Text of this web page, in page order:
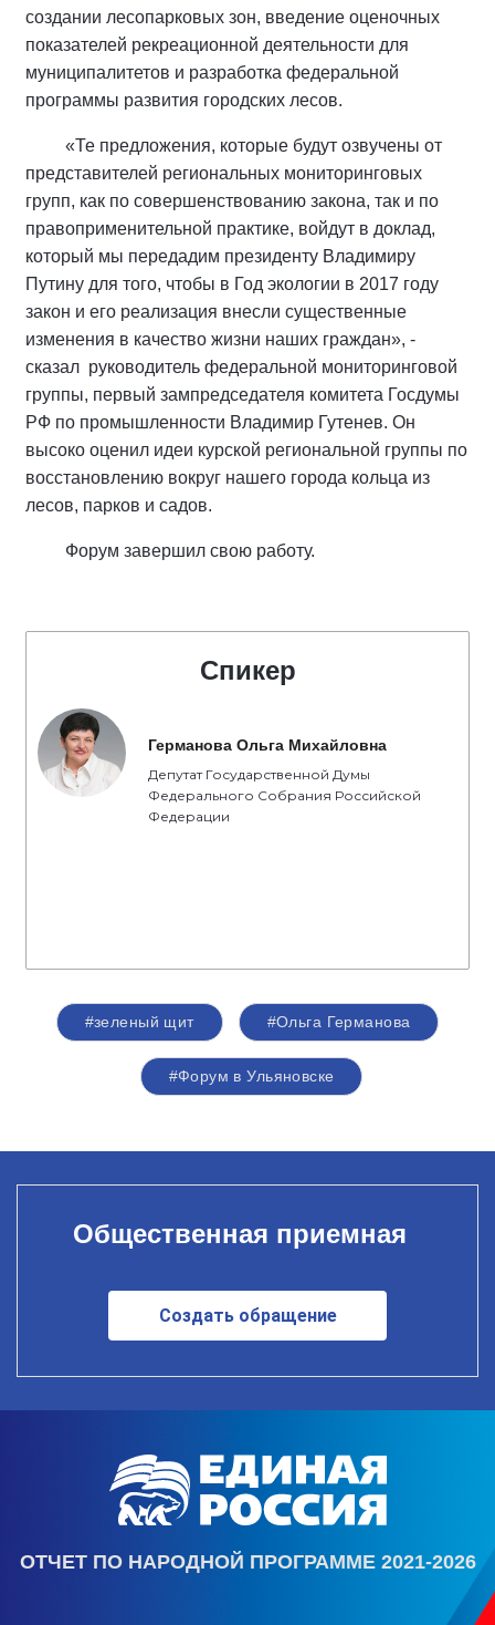
создании лесопарковых зон, введение оценочных
показателей рекреационной деятельности для
муниципалитетов и разработка федеральной
программы развития городских лесов.
«Те предложения, которые будут озвучены от
представителей региональных мониторинговых
групп, как по совершенствованию закона, так и по
правоприменительной практике, войдут в доклад,
который мы передадим президенту Владимиру
Путину для того, чтобы в Год экологии в 2017 году
закон и его реализация внесли существенные
изменения в качество жизни наших граждан», -
сказал руководитель федеральной мониторинговой
группы, первый зампредседателя комитета Госдумы
РФ по промышленности Владимир Гутенев. Он
высоко оценил идеи курской региональной группы по
восстановлению вокруг нашего города кольца из
лесов, парков и садов.
Форум завершил свою работу.
Спикер
Германова Ольга Михайловна
Депутат Государственной Думы
Федерального Собрания Российской
Федерации
#зеленый щит #Ольга Германова
#Форум в Ульяновске
Общественная приемная
Создать обращение
ОТЧЕТ ПО НАРОДНОЙ ПРОГРАММЕ 2021-2026